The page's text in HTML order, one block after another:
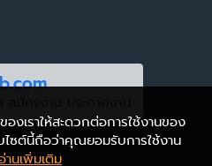
งเราให้สะดวกต่อการใช้งานของ
ซต์นี้ถือว่าคุณยอมรับการใช้งาน
านเพิ่มเติม